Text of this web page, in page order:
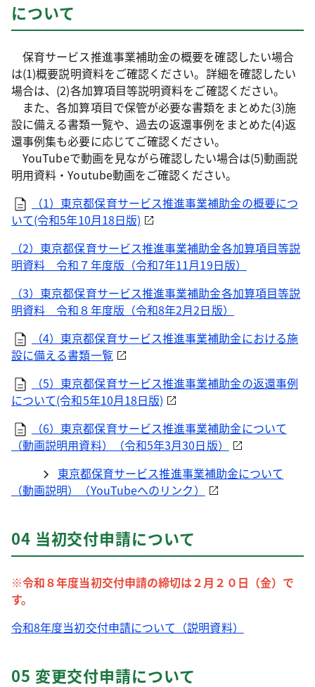
について
保育サービス推進事業補助金の概要を確認したい場合
は(1)概要説明資料をご確認ください。詳細を確認したい
場合は、(2)各加算項目等説明資料をご確認ください。
また、各加算項目で保管が必要な書類をまとめた(3)施
設に備える書類一覧や、過去の返還事例をまとめた(4)返
還事例集も必要に応じてご確認ください。
YouTubeで動画を見ながら確認したい場合は(5)動画説
明用資料・Youtube動画をご確認ください。
（1）東京都保育サービス推進事業補助金の概要につ
いて(令和5年10月18日版)
（2）東京都保育サービス推進事業補助金各加算項目等説
明資料 令和７年度版（令和7年11月19日版）
（3）東京都保育サービス推進事業補助金各加算項目等説
明資料 令和８年度版（令和8年2月2日版）
（4）東京都保育サービス推進事業補助金における施
設に備える書類一覧
（5）東京都保育サービス推進事業補助金の返還事例
について(令和5年10月18日版)
（6）東京都保育サービス推進事業補助金について
（動画説明用資料）（令和5年3月30日版）
東京都保育サービス推進事業補助金について
（動画説明）（YouTubeへのリンク）
04 当初交付申請について
※令和８年度当初交付申請の締切は２月２０日（金）で
す。
令和8年度当初交付申請について（説明資料）
05 変更交付申請について